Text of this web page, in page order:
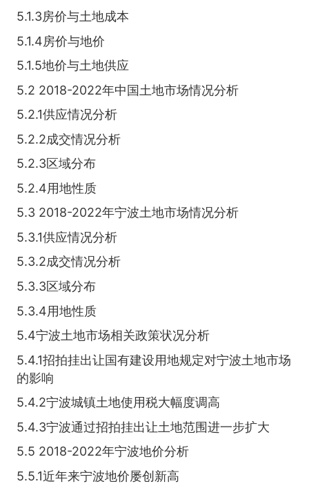
5.1.3房价与土地成本
5.1.4房价与地价
5.1.5地价与土地供应
5.2 2018-2022年中国土地市场情况分析
5.2.1供应情况分析
5.2.2成交情况分析
5.2.3区域分布
5.2.4用地性质
5.3 2018-2022年宁波土地市场情况分析
5.3.1供应情况分析
5.3.2成交情况分析
5.3.3区域分布
5.3.4用地性质
5.4宁波土地市场相关政策状况分析
5.4.1招拍挂出让国有建设用地规定对宁波土地市场
的影响
5.4.2宁波城镇土地使用税大幅度调高
5.4.3宁波通过招拍挂出让土地范围进一步扩大
5.5 2018-2022年宁波地价分析
5.5.1近年来宁波地价屡创新高